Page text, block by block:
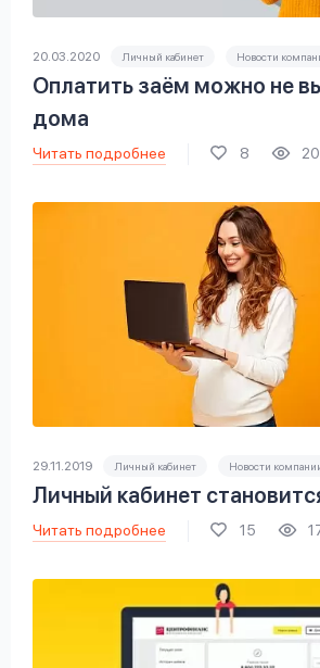
20.03.2020 Личный кабинет Новости
Оплатить заём можно не
дома
Читать подробнее 8
29.11.2019 Личный кабинет Новости
Личный кабинет
Читать подробнее 15